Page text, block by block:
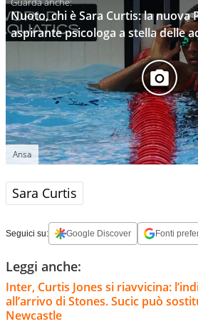
Nuoto, chi è Sara Curtis: la nuova
aspirante psicologa a stella delle
Ansa
Sara Curtis
Seguici su: Google Discover Fonti
Leggi anche:
Inter, Curtis Jones si riavvicina:
all’arrivo di Stones. Sucic può
Newcastle